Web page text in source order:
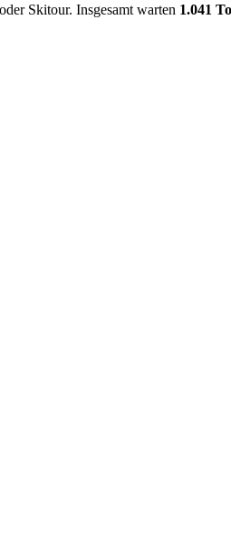
Skitour. Insgesamt warten 1.041